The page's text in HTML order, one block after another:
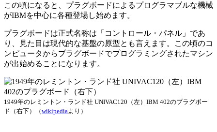
この頃になると、プラグボードによるプログラマブルな機械
がIBMを中心に各種登場し始めます。
プラグボードは正式名称は「コントロール・パネル」であ
り、見た目は現代的な基盤の原型とも言えます。この頃のコ
ンピュータからプラグボードでプログラミングされたマシン
が出始めることになります。
1949年のレミントン・ランド社 UNIVAC120（左）IBM 402のプラグボー
ド（右下）（wikipedia より）